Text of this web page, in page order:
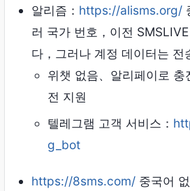
알리즘： https://alisms.org/
러 국가 번호，이전
다，그러나 계정 데이터는 전
위챗 없음、알리페이로 ​​충
전 지원
텔레그램 고객 서비스：
g_bot
https://8sms.com/ 중국어